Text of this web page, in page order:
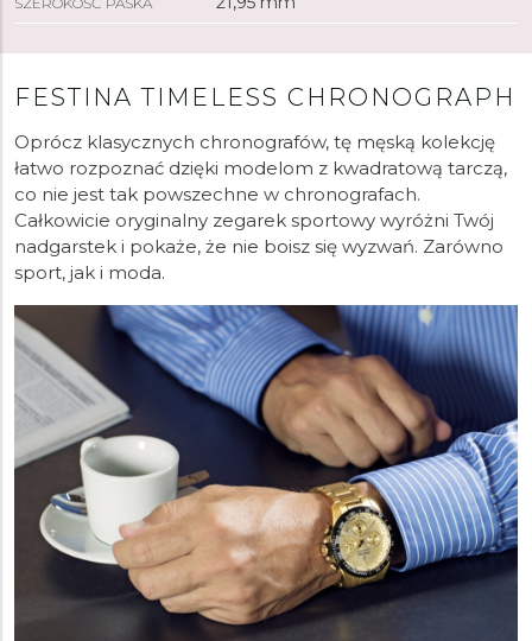
FESTINA TIMELESS CHRONOGRAPH
Oprócz klasycznych chronografów, tę męską kolekcję
łatwo rozpoznać dzięki modelom z kwadratową tarczą,
co nie jest tak powszechne w chronografach.
Całkowicie oryginalny zegarek sportowy wyróżni Twój
nadgarstek i pokaże, że nie boisz się wyzwań. Zarówno
sport, jak i moda.